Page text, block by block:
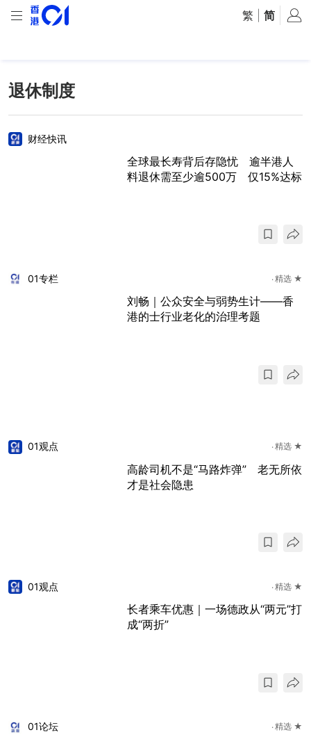
繁 简
退休制度
财经快讯
全球最长寿背后存隐忧 逾半港人
料退休需至少逾500万 仅15%达标
01专栏 精选 ★
刘畅｜公众安全与弱势生计——香
港的士行业老化的治理考题
01观点 精选 ★
高龄司机不是“马路炸弹” 老无所依
才是社会隐患
01观点 精选 ★
长者乘车优惠｜一场德政从“两元”打
成“两折”
01论坛 精选 ★